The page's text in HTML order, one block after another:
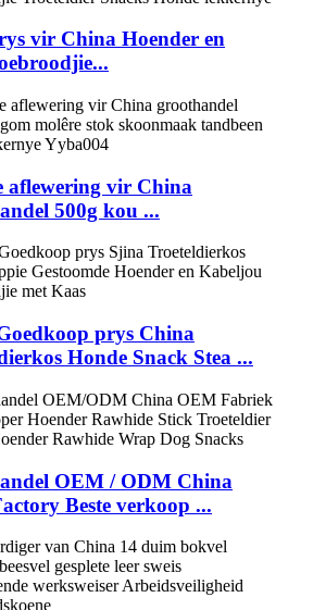
vir China Hoender en
aflewering vir China
500g kou ...
prys China
Honde Snack Stea ...
OEM / ODM China
Beste verkoop ...